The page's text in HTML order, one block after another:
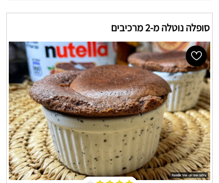
סופלה נוטלה מ-2 מרכיבים